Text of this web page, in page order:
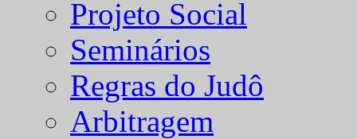
Projeto Social
Seminários
Regras do Judô
Arbitragem